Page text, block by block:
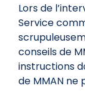
Lors de
Service
conseils de
instructions
de MMAN ne